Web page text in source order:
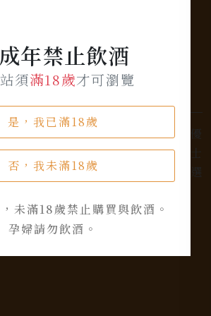
年禁止飲酒
須滿18歲才可瀏覽
是，我已滿18歲
否，我未滿18歲
未滿18歲禁止購買與飲酒。
孕婦請勿飲酒。
忌及各式酒類的店家，為您提供優
務。不論您是熱愛品味經典的威士
特殊的葡萄酒，我們都有廣泛的選
味和喜好。